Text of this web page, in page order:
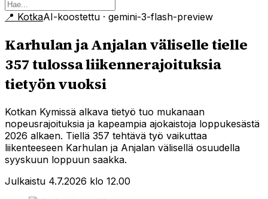
📍 KotkaAI-koostettu · gemini-3-flash-preview
Karhulan ja Anjalan väliselle tielle
357 tulossa liikennerajoituksia
tietyön vuoksi
Kotkan Kymissä alkava tietyö tuo mukanaan
nopeusrajoituksia ja kapeampia ajokaistoja loppukesästä
2026 alkaen. Tiellä 357 tehtävä työ vaikuttaa
liikenteeseen Karhulan ja Anjalan välisellä osuudella
syyskuun loppuun saakka.
Julkaistu 4.7.2026 klo 12.00